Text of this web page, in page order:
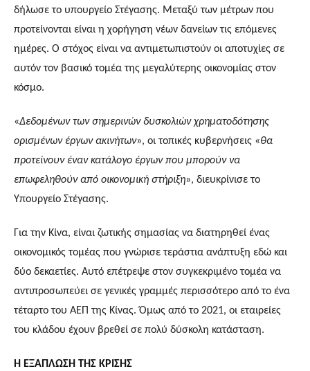
δήλωσε το υπουργείο Στέγασης. Μεταξύ των μέτρων που
προτείνονται είναι η χορήγηση νέων δανείων τις επόμενες
ημέρες. Ο στόχος είναι να αντιμετωπιστούν οι αποτυχίες σε
αυτόν τον βασικό τομέα της μεγαλύτερης οικονομίας στον
κόσμο.
«Δεδομένων των σημερινών δυσκολιών χρηματοδότησης
ορισμένων έργων ακινήτων», οι τοπικές κυβερνήσεις «θα
προτείνουν έναν κατάλογο έργων που μπορούν να
επωφεληθούν από οικονομική στήριξη», διευκρίνισε το
Υπουργείο Στέγασης.
Για την Κίνα, είναι ζωτικής σημασίας να διατηρηθεί ένας
οικονομικός τομέας που γνώρισε τεράστια ανάπτυξη εδώ και
δύο δεκαετίες. Αυτό επέτρεψε στον συγκεκριμένο τομέα να
αντιπροσωπεύει σε γενικές γραμμές περισσότερο από το ένα
τέταρτο του ΑΕΠ της Κίνας. Όμως από το 2021, οι εταιρείες
του κλάδου έχουν βρεθεί σε πολύ δύσκολη κατάσταση.
Η ΕΞΑΠΛΩΣΗ ΤΗΣ ΚΡΙΣΗΣ